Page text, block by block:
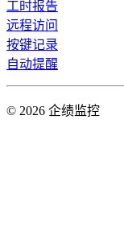
工时报告
远程访问
按键记录
自动提醒
© 2026 企绩监控